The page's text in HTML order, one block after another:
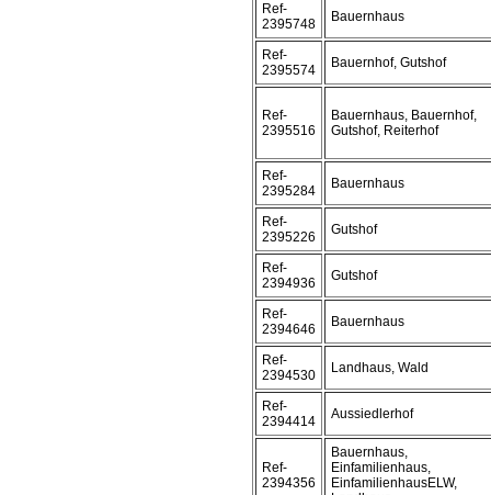
Ref-
2395748
Bauernhaus
Ref-
2395574
Bauernhof, Gutshof
Ref-
2395516
Bauernhaus, Bauernhof,
Gutshof, Reiterhof
Ref-
2395284
Bauernhaus
Ref-
2395226
Gutshof
Ref-
2394936
Gutshof
Ref-
2394646
Bauernhaus
Ref-
2394530
Landhaus, Wald
Ref-
2394414
Aussiedlerhof
Ref-
2394356
Bauernhaus,
Einfamilienhaus,
EinfamilienhausELW,